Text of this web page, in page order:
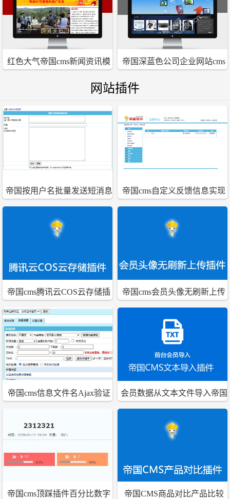
红色大气帝国cms新闻资讯模
帝国深蓝色公司企业网站cms
网站插件
帝国按用户名批量发送短消息
插件
帝国cms自定义反馈信息实现
会员查询自己反馈结果
帝国cms腾讯云COS云存储插
件同步上传删除插件
帝国cms会员头像无刷新上传
插件
帝国cms信息文件名Ajax验证
会员数据从文本文件导入帝国
CMS的插件
帝国cms顶踩插件百分比数字
帝国CMS商品对比产品比较